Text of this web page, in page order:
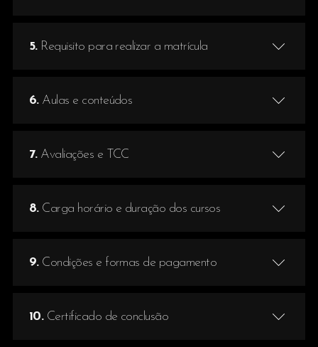
5.Requisito para realizar a matrícula
6.Aulas e conteúdos
7.Avaliações e TCC
8.Carga horário e duração dos cursos
9.Condições e formas de pagamento
10.Certificado de conclusão